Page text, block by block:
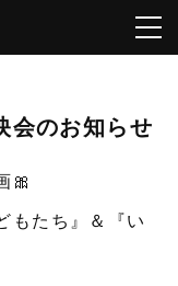
会のお知らせ
🎀
もたち』＆『い